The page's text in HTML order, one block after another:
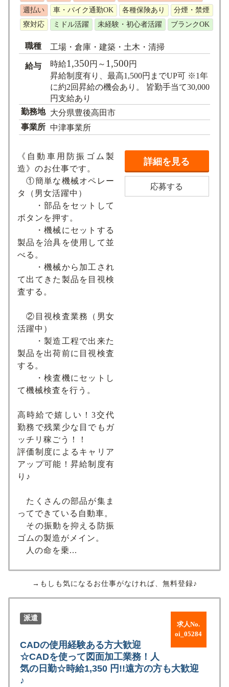
週払い
車・バイク通勤OK 各種保険あり
分煙・禁煙
寮対応
ミドル活躍 未経験・初心者活躍 ブランクOK
職種 工場・倉庫・建築・土木・清掃
給与 時給1,350円～ 1,500円
昇給制度有り、最高1,500円までUP可 ※1年
に約2回昇給の機会あり。 皆勤手当て30,000
円支給あり
勤務地 大分県豊後高田市
事業所 中津事業所
《自動車用防振ゴム製
造》のお仕事です。
①簡単な機械オペレー
タ（男女活躍中）
・部品をセットして
ボタンを押す。
・機械にセットする
製品を治具を使用して並
べる。
・機械から加工され
て出てきた製品を目視検
査する。
②目視検査業務（男女
活躍中）
・製造工程で出来た
製品を出荷前に目視検査
する。
・検査機にセットし
て機械検査を行う。
高時給で嬉しい！3交代
勤務で残業少な目でもガ
ッチリ稼ごう！！
評価制度によるキャリア
アップ可能！昇給制度有
り♪
たくさんの部品が集ま
ってできている自動車。
その振動を抑える防振
ゴムの製造がメイン。
人の命を乗...
詳細を見る
応募する
→もしも気になるお仕事がなければ、無料登録♪
求人No.
oi_05284
派遣
CADの使用経験ある方大歓迎
☆CADを使って図面加工業務！人
気の日勤☆時給1,350 円!!遠方の方も大歓迎
♪